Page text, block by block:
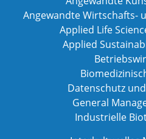
Angewandte Wirtschafts-
Applied Life
Applied
Datenschutz
General
Industrielle